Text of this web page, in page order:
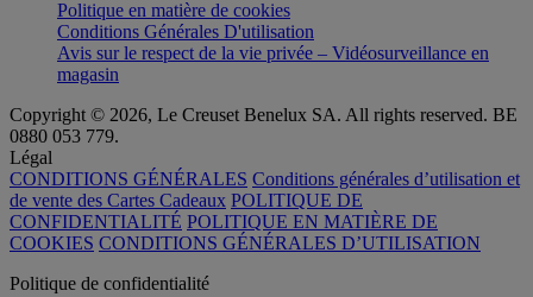
Politique en matière de cookies
Conditions Générales D'utilisation
Avis sur le respect de la vie privée – Vidéosurveillance en
magasin
Copyright © 2026, Le Creuset Benelux SA. All rights reserved. BE
0880 053 779.
Légal
CONDITIONS GÉNÉRALES Conditions générales d’utilisation et
de vente des Cartes Cadeaux POLITIQUE DE
CONFIDENTIALITÉ POLITIQUE EN MATIÈRE DE
COOKIES CONDITIONS GÉNÉRALES D’UTILISATION
Politique de confidentialité